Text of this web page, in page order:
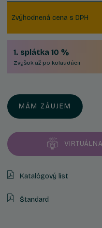
Zvýhodnená cena s DPH
1. splátka 10 %
Zvyšok až po kolaudácii
MÁM ZÁUJEM
Katalógový list
Štandard